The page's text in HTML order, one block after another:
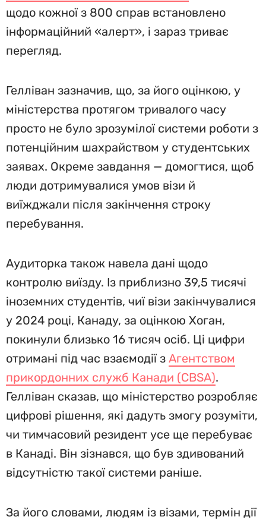
щодо кожної з 800 справ встановлено
інформаційний «алерт», і зараз триває
перегляд.
Гелліван зазначив, що, за його оцінкою, у
міністерства протягом тривалого часу
просто не було зрозумілої системи роботи з
потенційним шахрайством у студентських
заявах. Окреме завдання — домогтися, щоб
люди дотримувалися умов візи й
виїжджали після закінчення строку
перебування.
Аудиторка також навела дані щодо
контролю виїзду. Із приблизно 39,5 тисячі
іноземних студентів, чиї візи закінчувалися
у 2024 році, Канаду, за оцінкою Хоган,
покинули близько 16 тисяч осіб. Ці цифри
отримані під час взаємодії з Агентством
прикордонних служб Канади (CBSA).
Гелліван сказав, що міністерство розробляє
цифрові рішення, які дадуть змогу розуміти,
чи тимчасовий резидент усе ще перебуває
в Канаді. Він зізнався, що був здивований
відсутністю такої системи раніше.
За його словами, людям із візами, термін дії